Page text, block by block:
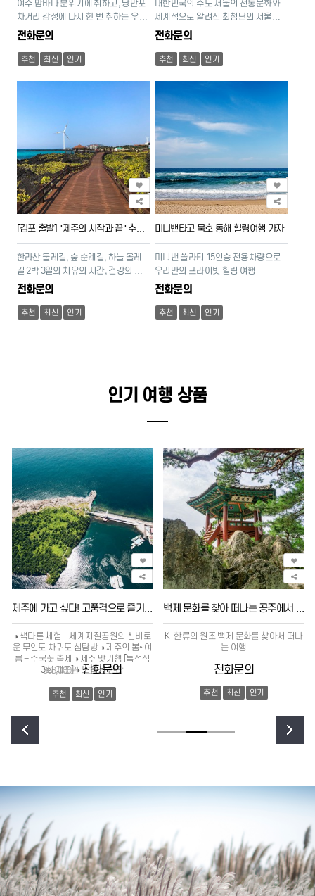
여수 밤바다 분위기에 취하고, 낭만포
차거리 감성에 다시 한 번 취하는 우리
의 추억 여행
전화문의
추천 최신 인기
대한민국의 수도 서울의 전통문화와
세계적으로 알려진 최첨단의 서울을
체험할 수 있는 2박3일 여행
전화문의
추천 최신 인기
[김포 출발] "제주의 시작과 끝" 추자도 섬 탐방 & 환상의 올레길
한라산 둘레길, 숲 순례길, 하늘 올레
길 2박 3일의 치유의 시간, 건강의 길
을 걷다.
전화문의
추천 최신 인기
미니밴타고 묵호 동해 힐링여행 가자
미니밴 쏠라티 15인승 전용차량으로
우리만의 프라이빗 힐링 여행
전화문의
추천 최신 인기
인기 여행 상품
◑ 색다른 체험 – 세계지질공원의 신비로
운 무인도 차귀도 섬탐방 ◑ 제주의 봄~여
름 – 수국꽃 축제 ◑ 제주 맛기행 [특석식
3회 제공] ◑ 노옵션 관광
368,000원전화문의
추천 최신 인기
K- 한류의 원조 백제 문화를 찾아서 떠나
는 여행
전화문의
추천 최신 인기